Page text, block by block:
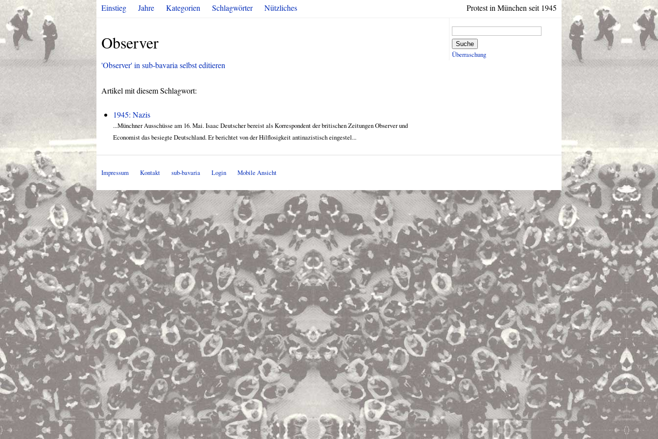
Protest in München seit 1945
Einstieg Jahre Kategorien Schlagwörter Nützliches
Observer
'Observer' in sub-bavaria selbst editieren
Artikel mit diesem Schlagwort:
1945: Nazis
...Münchner Ausschüsse am 16. Mai. Isaac Deutscher bereist als Korrespondent der britischen Zeitungen Observer und
Economist das besiegte Deutschland. Er berichtet von der Hilflosigkeit antinazistisch eingestel...
Suche
Überraschung
Impressum Kontakt sub-bavaria Login Mobile Ansicht